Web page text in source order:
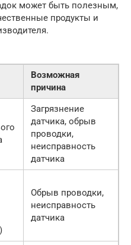
может быть полезным,
продукты и
Возможная
причина
Загрязнение
датчика, обрыв
проводки,
неисправность
датчика
Обрыв проводки,
неисправность
датчика